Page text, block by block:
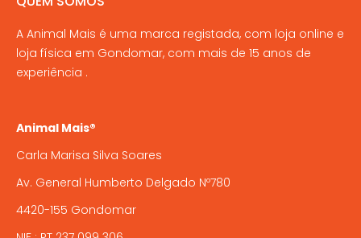
page
be
chosen
A Animal Mais é uma marca registada, com loja online e
loja física em Gondomar, com mais de 15 anos de
experiência .
Animal Mais®
Carla Marisa Silva Soares
Av. General Humberto Delgado Nº780
4420-155 Gondomar